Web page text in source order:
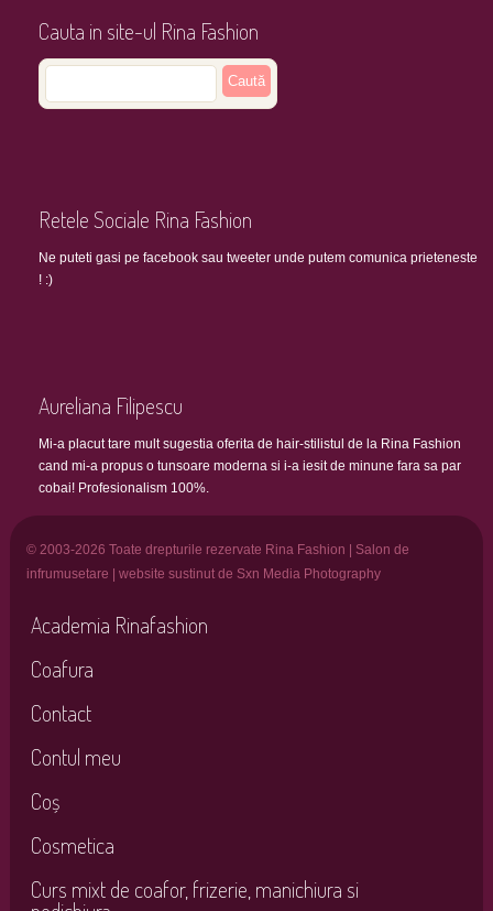
Cauta in site-ul Rina Fashion
Retele Sociale Rina Fashion
Ne puteti gasi pe facebook sau tweeter unde putem comunica prieteneste
! :)
Aureliana Filipescu
Mi-a placut tare mult sugestia oferita de hair-stilistul de la Rina Fashion
cand mi-a propus o tunsoare moderna si i-a iesit de minune fara sa par
cobai! Profesionalism 100%.
© 2003-2026 Toate drepturile rezervate Rina Fashion | Salon de
infrumusetare | website sustinut de Sxn Media Photography
Academia Rinafashion
Coafura
Contact
Contul meu
Coș
Cosmetica
Curs mixt de coafor, frizerie, manichiura si